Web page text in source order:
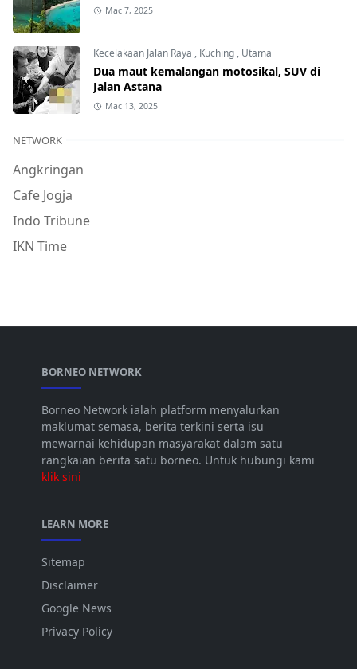
Mac 7, 2025
Kecelakaan Jalan Raya , Kuching , Utama
Dua maut kemalangan motosikal, SUV di
Jalan Astana
Mac 13, 2025
NETWORK
Angkringan
Cafe Jogja
Indo Tribune
IKN Time
BORNEO NETWORK
Borneo Network ialah platform menyalurkan
maklumat semasa, berita terkini serta isu
mewarnai kehidupan masyarakat dalam satu
rangkaian berita satu borneo. Untuk hubungi kami
klik sini
LEARN MORE
Sitemap
Disclaimer
Google News
Privacy Policy